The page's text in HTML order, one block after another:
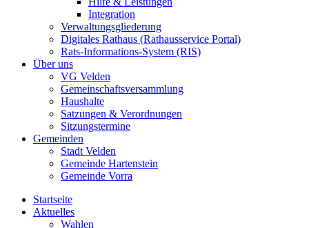
Integration
Verwaltungsgliederung
Digitales Rathaus (Rathausservice Portal)
Rats-Informations-System (RIS)
Über uns
VG Velden
Gemeinschaftsversammlung
Haushalte
Satzungen & Verordnungen
Sitzungstermine
Gemeinden
Stadt Velden
Gemeinde Hartenstein
Gemeinde Vorra
Startseite
Aktuelles
Wahlen